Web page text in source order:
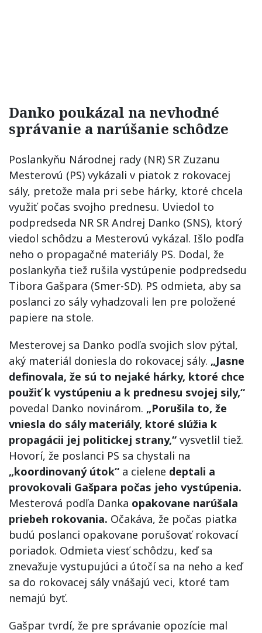
Danko poukázal na nevhodné
správanie a narúšanie schôdze
Poslankyňu Národnej rady (NR) SR Zuzanu
Mesterovú (PS) vykázali v piatok z rokovacej
sály, pretože mala pri sebe hárky, ktoré chcela
využiť počas svojho prednesu. Uviedol to
podpredseda NR SR Andrej Danko (SNS), ktorý
viedol schôdzu a Mesterovú vykázal. Išlo podľa
neho o propagačné materiály PS. Dodal, že
poslankyňa tiež rušila vystúpenie podpredsedu
Tibora Gašpara (Smer-SD). PS odmieta, aby sa
poslanci zo sály vyhadzovali len pre položené
papiere na stole.
Mesterovej sa Danko podľa svojich slov pýtal,
aký materiál doniesla do rokovacej sály. „Jasne
definovala, že sú to nejaké hárky, ktoré chce
použiť k vystúpeniu a k prednesu svojej sily,“
povedal Danko novinárom. „Porušila to, že
vniesla do sály materiály, ktoré slúžia k
propagácii jej politickej strany,“ vysvetlil tiež.
Hovorí, že poslanci PS sa chystali na
„koordinovaný útok“ a cielene deptali a
provokovali Gašpara počas jeho vystúpenia.
Mesterová podľa Danka opakovane narúšala
priebeh rokovania. Očakáva, že počas piatka
budú poslanci opakovane porušovať rokovací
poriadok. Odmieta viesť schôdzu, keď sa
znevažuje vystupujúci a útočí sa na neho a keď
sa do rokovacej sály vnášajú veci, ktoré tam
nemajú byť.
Gašpar tvrdí, že pre správanie opozície mal